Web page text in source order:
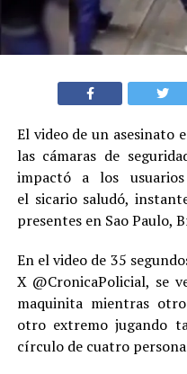
El video de un asesinato
las cámaras de
impactó a los
el sicario saludó,
presentes en Sao Paulo,
En el video de 35
X @CronicaPolicial, se
maquinita mientras
otro extremo jugando
círculo de cuatro